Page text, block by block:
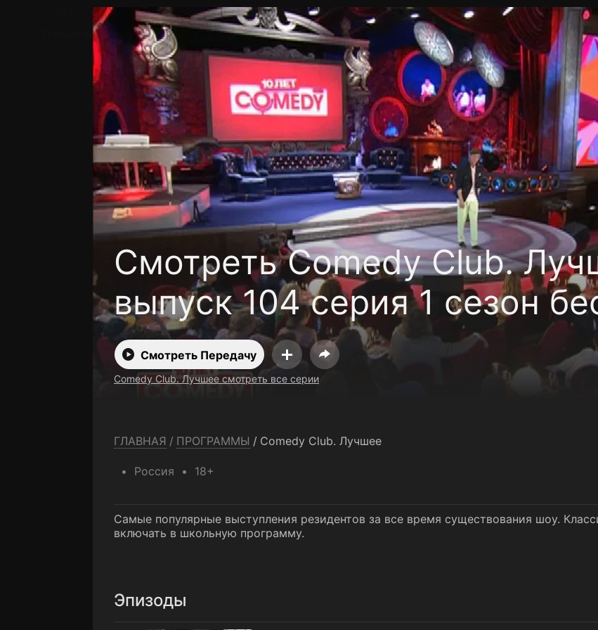
Смотреть Comedy Club.
выпуск 104 серия 1 сезон
Смотреть Передачу
Comedy Club. Лучшее смотреть все серии
ГЛАВНАЯ / ПРОГРАММЫ / Comedy Club. Лучшее
Россия 18+
Самые популярные выступления резидентов за все время существования шоу.
включать в школьную программу.
Эпизоды
Телефон поддержки:+7 (727) 323 10 92
Пользовательское соглашение
Политика конфиденциальности Открыть приложение